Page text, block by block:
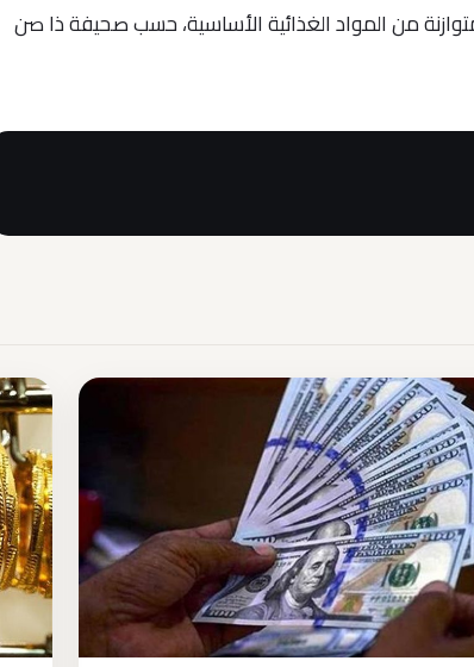
من المواد الغذائية الأساسية، حسب صحيفة ذا صن